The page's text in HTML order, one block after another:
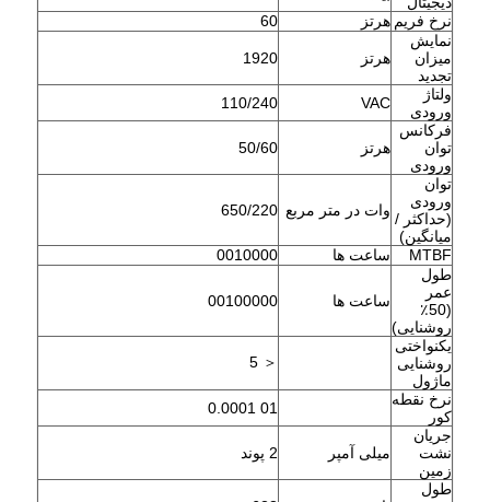
نرخ فریم هرتز
60
نمایش
میزان
تجدید
هرتز 1920
ولتاژ
ورودی
VAC
110/240
فرکانس
توان
ورودی
هرتز 50/60
توان
ورودی
(حداکثر /
میانگین)
وات در متر مربع 650/220
MTBF ساعت ها
0010000
طول
عمر
(50٪
روشنایی)
ساعت ها 00100000
یکنواختی
روشنایی
ماژول
＜ 5
نرخ نقطه
کور
01 0.0001
جریان
نشت
زمین
میلی آمپر 2 پوند
طول